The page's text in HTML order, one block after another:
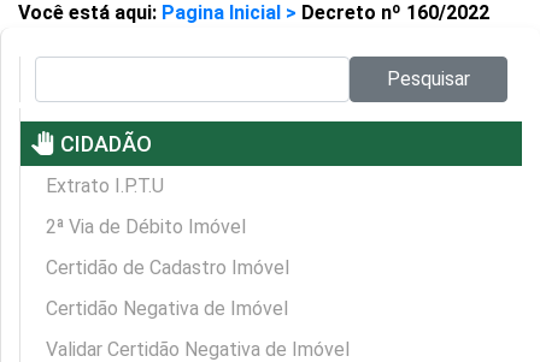
Você está aqui: Pagina Inicial > Decreto nº 160/2022
Pesquisar
pan_tool CIDADÃO
Extrato I.P.T.U
2ª Via de Débito Imóvel
Certidão de Cadastro Imóvel
Certidão Negativa de Imóvel
Validar Certidão Negativa de Imóvel